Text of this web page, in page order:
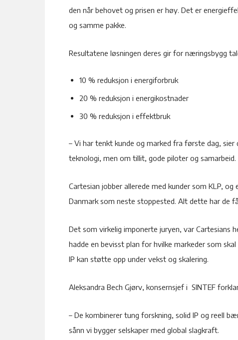
den når behovet og prisen er høy. Det er
og samme pakke.
Resultatene løsningen deres gir for næringsbygg
10 % reduksjon i energiforbruk
20 % reduksjon i energikostnader
30 % reduksjon i effektbruk
– Vi har tenkt kunde og marked fra første dag, sier
teknologi, men om tillit, gode piloter og samarbeid.
Cartesian jobber allerede med kunder som KLP,
Danmark som neste stoppested. Alt dette har de
Det som virkelig imponerte juryen, var Cartesians
hadde en bevisst plan for hvilke markeder som
IP kan støtte opp under vekst og skalering.
Aleksandra Bech Gjørv, konsernsjef i SINTEF
– De kombinerer tung forskning, solid IP og reell
sånn vi bygger selskaper med global slagkraft.